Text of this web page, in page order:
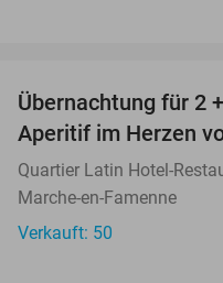
Übernachtung für 2
Aperitif im Herzen
Quartier Latin Hotel-
Marche-en-Famenne
Verkauft: 50